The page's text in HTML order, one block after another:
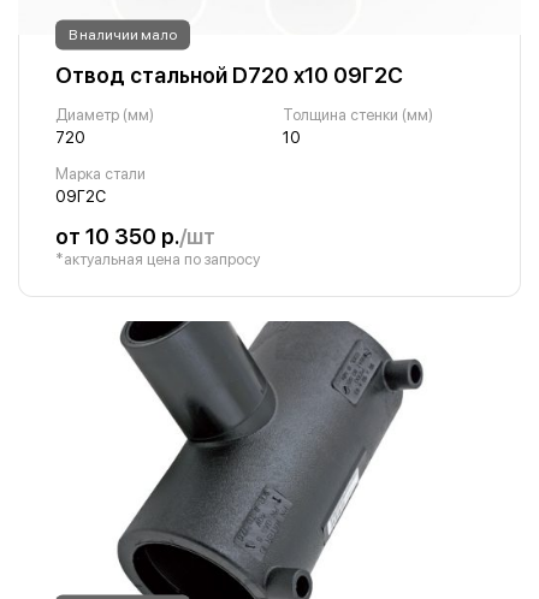
В наличии мало
Отвод стальной D720 х10 09Г2С
Диаметр (мм)
720
Толщина стенки (мм)
10
Марка стали
09Г2С
от 10 350 р./шт
*актуальная цена по запросу